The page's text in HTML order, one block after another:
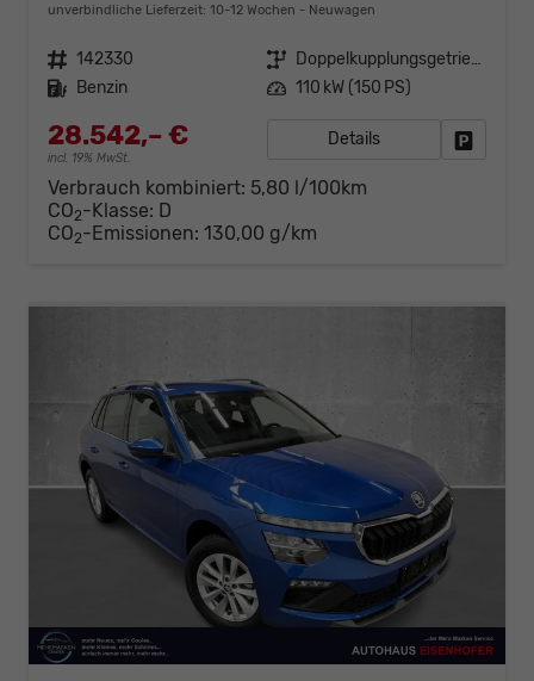
unverbindliche Lieferzeit: 10-12 Wochen Neuwagen
Fahrzeugnr. 142330 Getriebe
Doppelkupplungsgetriebe (DSG)
Kraftstoff Benzin Leistung 110 kW (150 PS)
28.542,– €
incl. 19% MwSt.
Details
Verbrauch kombiniert: 5,80 l/100km
CO2-Klasse: D
CO2-Emissionen: 130,00 g/km